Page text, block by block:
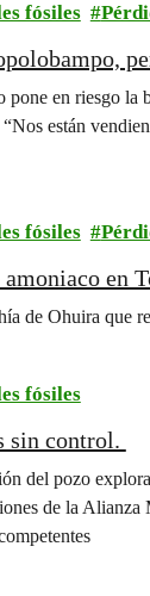
fósiles
en riesgo la
están
fósiles
en
de Ohuira
fósiles
sin control.
del pozo
de la